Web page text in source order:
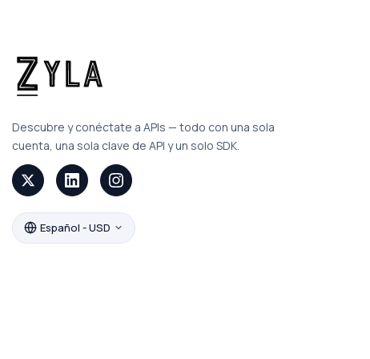
Descubre y conéctate a APIs — todo con una sola
cuenta, una sola clave de API y un solo SDK.
Español - USD